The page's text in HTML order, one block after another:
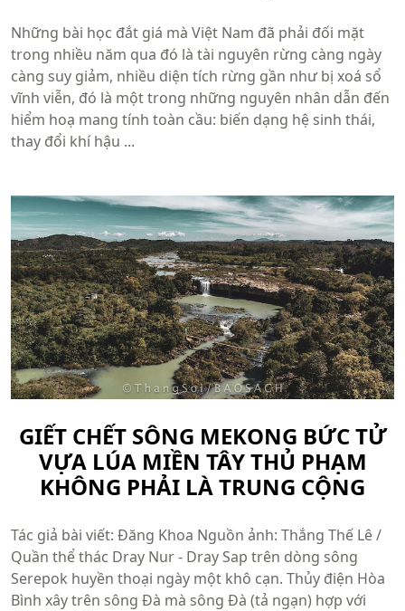
Những bài học đắt giá mà Việt Nam đã phải đối mặt
trong nhiều năm qua đó là tài nguyên rừng càng ngày
càng suy giảm, nhiều diện tích rừng gần như bị xoá sổ
vĩnh viễn, đó là một trong những nguyên nhân dẫn đến
hiểm hoạ mang tính toàn cầu: biến dạng hệ sinh thái,
thay đổi khí hậu ...
GIẾT CHẾT SÔNG MEKONG BỨC TỬ
VỰA LÚA MIỀN TÂY THỦ PHẠM
KHÔNG PHẢI LÀ TRUNG CỘNG
Tác giả bài viết: Đăng Khoa Nguồn ảnh: Thắng Thế Lê /
Quần thể thác Dray Nur - Dray Sap trên dòng sông
Serepok huyền thoại ngày một khô cạn. Thủy điện Hòa
Bình xây trên sông Đà mà sông Đà (tả ngạn) hợp với